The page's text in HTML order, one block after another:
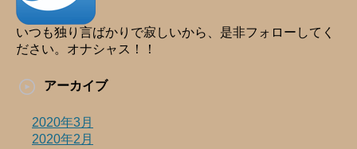
いつも独り言ばかりで寂しいから、是非フォローしてく
ださい。オナシャス！！
アーカイブ
2020年3月
2020年2月